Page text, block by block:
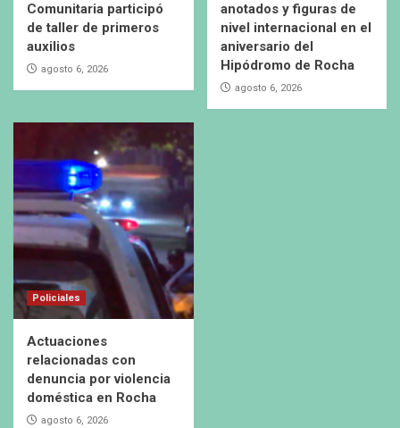
Comunitaria participó
de taller de primeros
auxilios
agosto 6, 2026
anotados y figuras de
nivel internacional en el
aniversario del
Hipódromo de Rocha
agosto 6, 2026
Policiales
Actuaciones
relacionadas con
denuncia por violencia
doméstica en Rocha
agosto 6, 2026